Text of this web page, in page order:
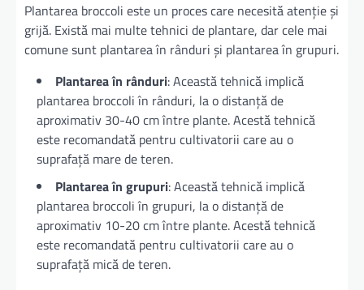
Plantarea broccoli este un proces care necesită atenție și
grijă. Există mai multe tehnici de plantare, dar cele mai
comune sunt plantarea în rânduri și plantarea în grupuri.
Plantarea în rânduri: Această tehnică implică
plantarea broccoli în rânduri, la o distanță de
aproximativ 30-40 cm între plante. Acestă tehnică
este recomandată pentru cultivatorii care au o
suprafață mare de teren.
Plantarea în grupuri: Această tehnică implică
plantarea broccoli în grupuri, la o distanță de
aproximativ 10-20 cm între plante. Acestă tehnică
este recomandată pentru cultivatorii care au o
suprafață mică de teren.